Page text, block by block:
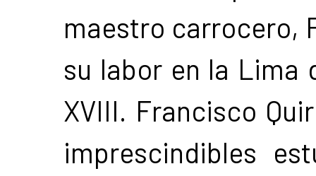
maestro carrocero,
su labor en la Lima
XVIII. Francisco
imprescindibles